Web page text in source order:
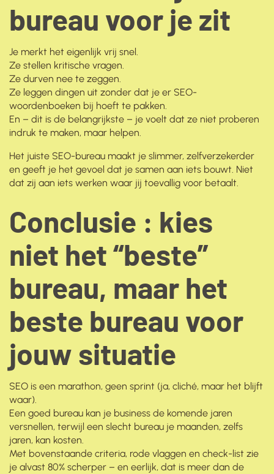
bureau voor je zit
Je merkt het eigenlijk vrij snel.
Ze stellen kritische vragen.
Ze durven nee te zeggen.
Ze leggen dingen uit zonder dat je er SEO-
woordenboeken bij hoeft te pakken.
En – dit is de belangrijkste – je voelt dat ze niet proberen
indruk te maken, maar helpen.
Het juiste SEO-bureau maakt je slimmer, zelfverzekerder
en geeft je het gevoel dat je samen aan iets bouwt. Niet
dat zij aan iets werken waar jij toevallig voor betaalt.
Conclusie : kies
niet het “beste”
bureau, maar het
beste bureau voor
jouw situatie
SEO is een marathon, geen sprint (ja, cliché, maar het blijft
waar).
Een goed bureau kan je business de komende jaren
versnellen, terwijl een slecht bureau je maanden, zelfs
jaren, kan kosten.
Met bovenstaande criteria, rode vlaggen en check-list zie
je alvast 80% scherper – en eerlijk, dat is meer dan de